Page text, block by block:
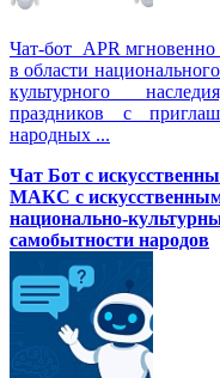
Чат-бот APR мгновенно
в области
культурного
праздников с
народных ...
Чат Бот с
МАКС с
национально-
самобытности народов